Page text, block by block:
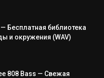
Бесплатная библиотека
и окружения (WAV)
808 Bass — Свежая